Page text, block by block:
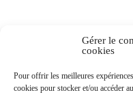
Gérer le
cookies
Pour offrir les meilleures
cookies pour stocker et/ou accéder